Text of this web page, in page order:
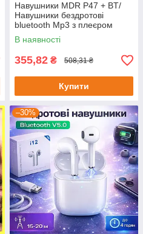
Навушники MDR P47 + BT/
Навушники бездротові
bluetooth Mp3 з плеєром
В наявності
355,82 ₴ 508,31 ₴
Купити
–30%